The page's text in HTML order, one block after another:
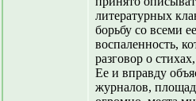
литературных
борьбу со всеми
воспаленность,
разговор о
Ее и вправду
журналов,